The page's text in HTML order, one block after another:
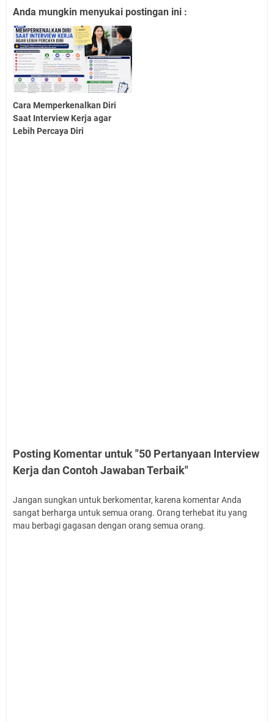
Anda mungkin menyukai postingan ini :
Cara Memperkenalkan Diri
Saat Interview Kerja agar
Lebih Percaya Diri
Posting Komentar untuk "50 Pertanyaan Interview
Kerja dan Contoh Jawaban Terbaik"
Jangan sungkan untuk berkomentar, karena komentar Anda
sangat berharga untuk semua orang. Orang terhebat itu yang
mau berbagi gagasan dengan orang semua orang.